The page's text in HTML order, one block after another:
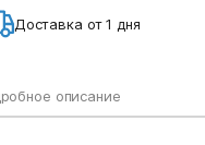
Доставка от 1 дня
описание